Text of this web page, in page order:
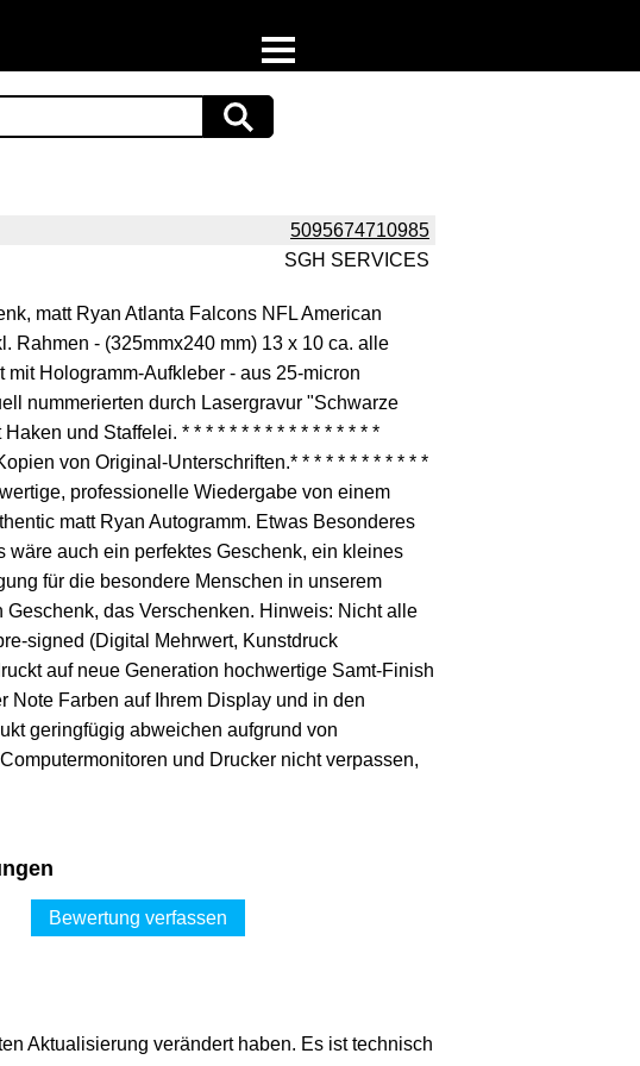
Support & Newsletter
Presse
Datenschutz
Impressum
5095674710985
SGH SERVICES
matt Ryan Atlanta Falcons NFL American
Rahmen - (325mmx240 mm) 13 x 10 ca. alle
mit Hologramm-Aufkleber - aus 25-micron
nummerierten durch Lasergravur "Schwarze
und Staffelei. * * * * * * * * * * * * * * * * *
von Original-Unterschriften.* * * * * * * * * * * *
professionelle Wiedergabe von einem
matt Ryan Autogramm. Etwas Besonderes
wäre auch ein perfektes Geschenk, ein kleines
für die besondere Menschen in unserem
Geschenk, das Verschenken. Hinweis: Nicht alle
signed (Digital Mehrwert, Kunstdruck
auf neue Generation hochwertige Samt-Finish
Note Farben auf Ihrem Display und in den
geringfügig abweichen aufgrund von
und Drucker nicht verpassen,
Bewertung verfassen
Aktualisierung verändert haben. Es ist technisch